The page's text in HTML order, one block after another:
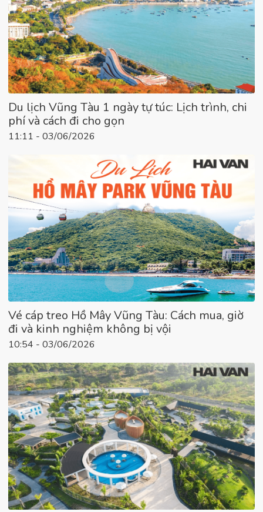
Du lịch Vũng Tàu 1 ngày tự túc: Lịch trình, chi
phí và cách đi cho gọn
11:11 - 03/06/2026
Vé cáp treo Hồ Mây Vũng Tàu: Cách mua, giờ
đi và kinh nghiệm không bị vội
10:54 - 03/06/2026